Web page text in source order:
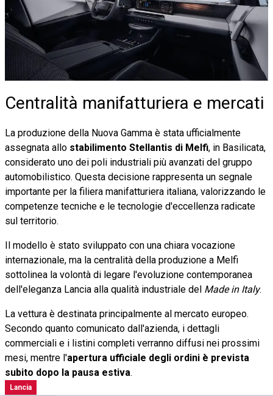
Centralità manifatturiera e mercati
La produzione della Nuova Gamma è stata ufficialmente
assegnata allo stabilimento Stellantis di Melfi, in Basilicata,
considerato uno dei poli industriali più avanzati del gruppo
automobilistico. Questa decisione rappresenta un segnale
importante per la filiera manifatturiera italiana, valorizzando le
competenze tecniche e le tecnologie d'eccellenza radicate
sul territorio.
Il modello è stato sviluppato con una chiara vocazione
internazionale, ma la centralità della produzione a Melfi
sottolinea la volontà di legare l'evoluzione contemporanea
dell'eleganza Lancia alla qualità industriale del Made in Italy.
La vettura è destinata principalmente al mercato europeo.
Secondo quanto comunicato dall'azienda, i dettagli
commerciali e i listini completi verranno diffusi nei prossimi
mesi, mentre l'apertura ufficiale degli ordini è prevista
subito dopo la pausa estiva.
Lancia